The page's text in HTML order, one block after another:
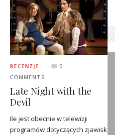
RECENZJE
0
COMMENTS
Late Night with the
Devil
Ile jest obecnie w telewizji
programów dotyczących zjawisk